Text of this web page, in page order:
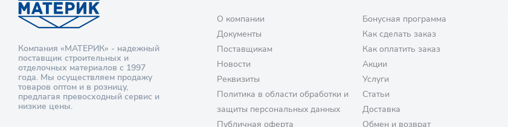
Компания «МАТЕРИК» - надежный
поставщик строительных и
отделочных материалов с 1997
года. Мы осуществляем продажу
товаров оптом и в розницу,
предлагая превосходный сервис и
низкие цены.
О компании
Документы
Поставщикам
Новости
Реквизиты
Политика в области обработки и
защиты персональных данных
Публичная оферта
Бонусная программа
Как сделать заказ
Как оплатить заказ
Акции
Услуги
Статьи
Доставка
Обмен и возврат